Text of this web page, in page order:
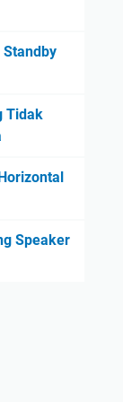
Tidak
Speaker